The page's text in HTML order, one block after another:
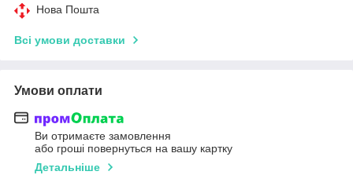
Нова Пошта
Всі умови доставки
Умови оплати
Ви отримаєте замовлення
або гроші повернуться на вашу картку
Детальніше